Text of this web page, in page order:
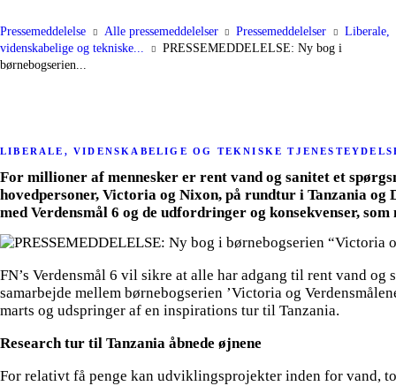
Pressemeddelelse Alle pressemeddelelser Pressemeddelelser
Liberale,
videnskabelige og tekniske...
PRESSEMEDDELELSE: Ny bog i
børnebogserien...
LIBERALE, VIDENSKABELIGE OG TEKNISKE
For millioner af mennesker er rent vand og sanitet et
hovedpersoner, Victoria og Nixon, på rundtur i Tanzania
med Verdensmål 6 og de udfordringer og konsekvenser,
FN’s Verdensmål 6 vil sikre at alle har adgang til rent vand
samarbejde mellem børnebogserien ’Victoria og
marts og udspringer af en inspirations tur til Tanzania.
Research tur til Tanzania åbnede øjnene
For relativt få penge kan udviklingsprojekter inden for vand,